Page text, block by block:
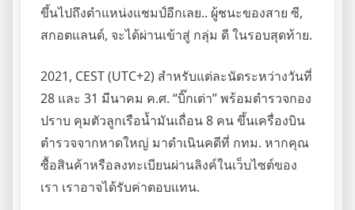
ขึ้นไปถึงตำแหน่งแชมป์อีกเลย.. ผู้ชนะของสาย ซี,
สกอตแลนด์, จะได้ผ่านเข้าสู่ กลุ่ม ดี ในรอบสุดท้าย.
2021, CEST (UTC+2) สำหรับแต่ละนัดระหว่างวันที่
28 และ 31 มีนาคม ค.ศ. “บิ๊กเต่า” พร้อมตำรวจกอง
ปราบ คุมตัวลูกเรือน้ำมันเถื่อน 8 คน ขึ้นเครื่องบิน
ตำรวจจากหาดใหญ่ มาดำเนินคดีที่ กทม. หากคุณ
ซื้อสินค้าหรือลงทะเบียนผ่านลิงค์ในเว็บไซต์ของ
เรา เราอาจได้รับค่าตอบแทน.